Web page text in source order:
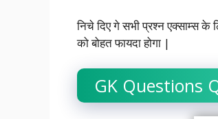
निचे दिए गे सभी प्रश्न एक्साम्स के
को बोहत फायदा होगा |
GK Questions